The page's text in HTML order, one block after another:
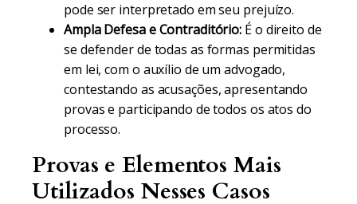
pode ser interpretado em seu prejuízo.
Ampla Defesa e Contraditório: É o direito de
se defender de todas as formas permitidas
em lei, com o auxílio de um advogado,
contestando as acusações, apresentando
provas e participando de todos os atos do
processo.
Provas e Elementos Mais
Utilizados Nesses Casos